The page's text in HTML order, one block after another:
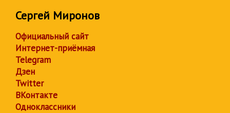
Сергей Миронов
Официальный сайт
Интернет-приёмная
Telegram
Дзен
Twitter
ВКонтакте
Одноклассники